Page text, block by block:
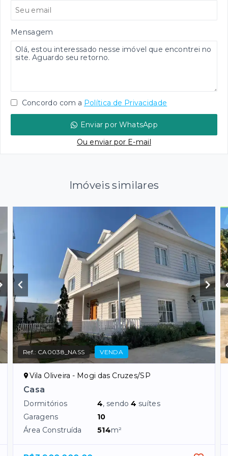
Mensagem
Concordo com a Política de Privacidade
Enviar por WhatsApp
Ou enviar por E-mail
Imóveis similares
Ref.: CA0038_NASS VENDA
Vila Oliveira - Mogi das Cruzes/SP
Casa
Dormitórios 4, sendo4 suítes
Garagens
10
Área Construída
514m²